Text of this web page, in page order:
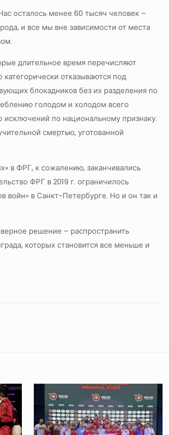
осталось менее 60 тысяч человек –
и все мы вне зависимости от места
длительное время перечисляют
отказываются под
блокадников без их разделения по
голодом и холодом всего
по национальному признаку.
смертью, уготованной
в ФРГ, к сожалению, заканчивались
ФРГ в 2019 г. ограничилось
войн» в Санкт-Петербурге. Но и он так и
решение – распространить
которых становится все меньше и